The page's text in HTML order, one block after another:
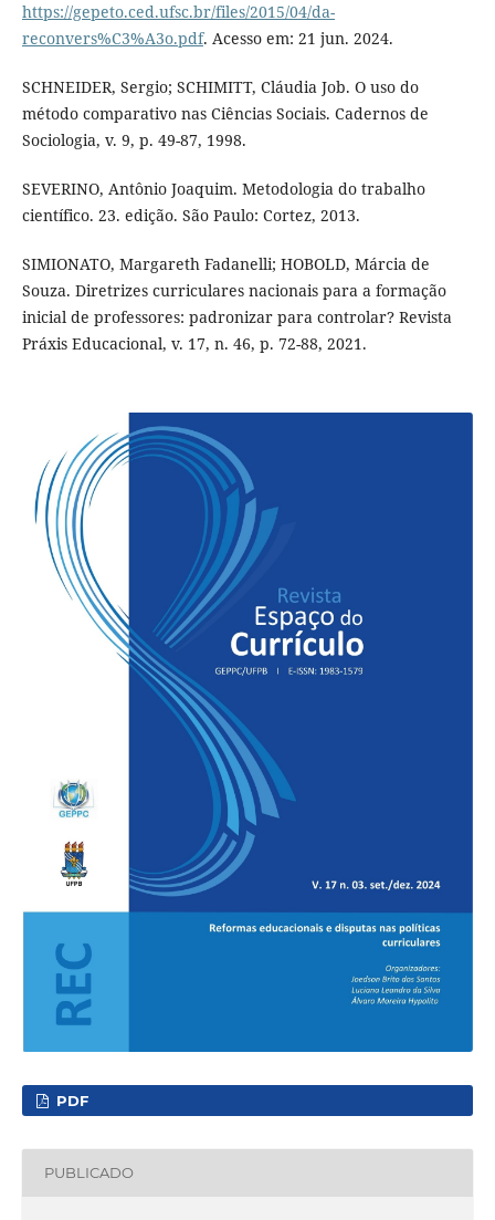
https://gepeto.ced.ufsc.br/files/2015/04/da-
reconvers%C3%A3o.pdf. Acesso em: 21 jun. 2024.
SCHNEIDER, Sergio; SCHIMITT, Cláudia Job. O uso do
método comparativo nas Ciências Sociais. Cadernos de
Sociologia, v. 9, p. 49-87, 1998.
SEVERINO, Antônio Joaquim. Metodologia do trabalho
científico. 23. edição. São Paulo: Cortez, 2013.
SIMIONATO, Margareth Fadanelli; HOBOLD, Márcia de
Souza. Diretrizes curriculares nacionais para a formação
inicial de professores: padronizar para controlar? Revista
Práxis Educacional, v. 17, n. 46, p. 72-88, 2021.
PDF
PUBLICADO